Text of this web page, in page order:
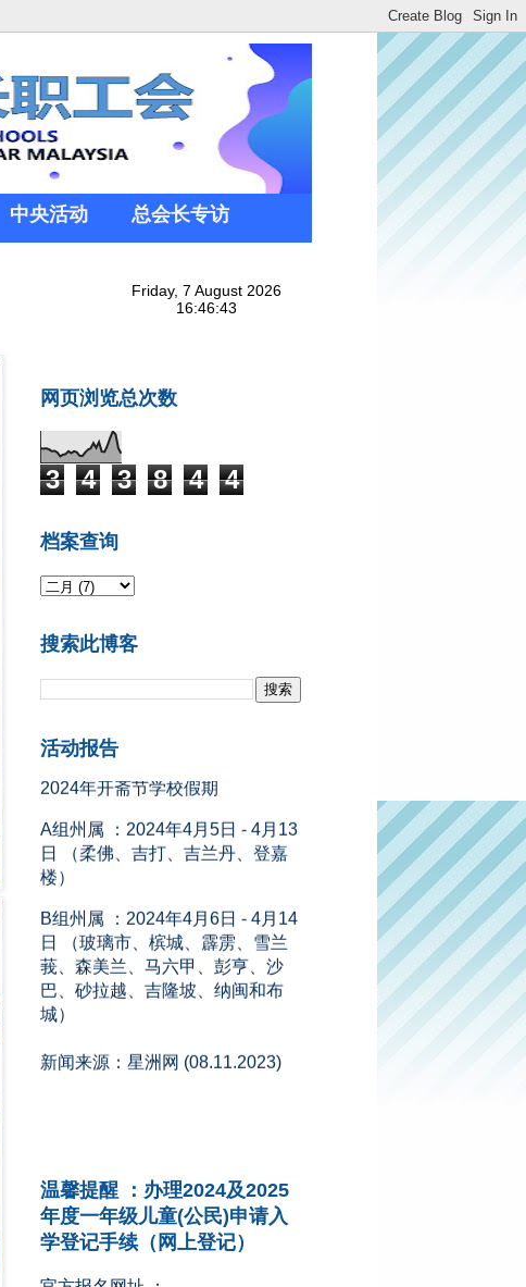
中央活动 总会长专访
网页浏览总次数
3 4 3 8 4 4
档案查询
搜索此博客
活动报告
2024年开斋节学校假期
日 （柔佛、吉打、吉兰丹、登嘉
楼）
B组州属 ：2024年4月6日 - 4月14
日 （玻璃市、槟城、霹雳、雪兰
莪、森美兰、马六甲、彭亨、沙
巴、砂拉越、吉隆坡、纳闽和布
城）
新闻来源：星洲网 (08.11.2023)
温馨提醒 ：办理2024及2025
年度一年级儿童(公民)申请入
学登记手续（网上登记）